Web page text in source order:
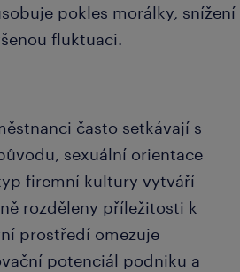
pokles morálky, snížení
fluktuaci.
často setkávají s
sexuální orientace
firemní kultury vytváří
rozděleny příležitosti k
prostředí omezuje
potenciál podniku a